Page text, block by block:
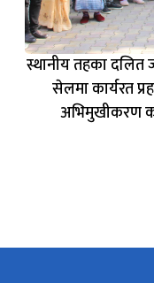
स्थानीय तहका दलित
सेलमा कार्यरत
अभिमुखीकरण